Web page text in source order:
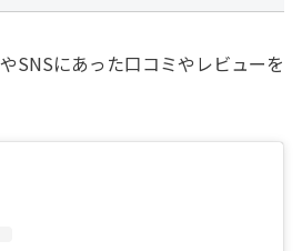
SNSにあった口コミやレビューを